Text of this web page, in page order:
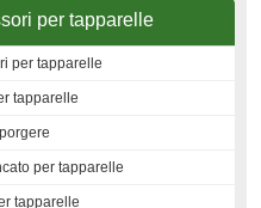
per tapparelle
per tapparelle
tapparelle
per tapparelle
tapparelle